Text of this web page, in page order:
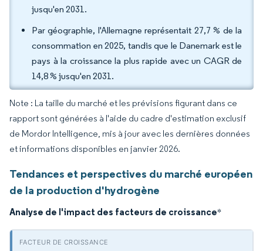
jusqu'en 2031.
Par géographie, l'Allemagne représentait 27,7 % de la
consommation en 2025, tandis que le Danemark est le
pays à la croissance la plus rapide avec un CAGR de
14,8 % jusqu'en 2031.
Note : La taille du marché et les prévisions figurant dans ce
rapport sont générées à l'aide du cadre d'estimation exclusif
de Mordor Intelligence, mis à jour avec les dernières données
et informations disponibles en janvier 2026.
Tendances et perspectives du marché européen
de la production d'hydrogène
Analyse de l'impact des facteurs de croissance*